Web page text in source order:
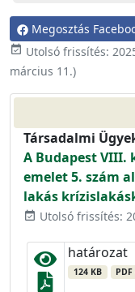
Megosztás
event_available Utolsó frissítés:
március 11.)
Társadalmi
A Budapest VIII.
emelet 5. szám
lakás
event_available Utolsó frissítés:
határozat
124 KB